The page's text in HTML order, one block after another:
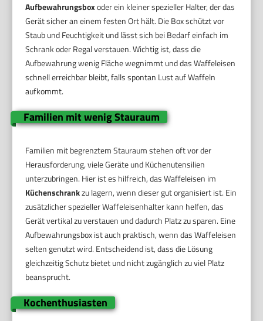
Aufbewahrungsboxoder ein kleiner spezieller Halter, der das
Gerät sicher an einem festen Ort hält. Die Box schützt vor
Staub und Feuchtigkeit und lässt sich bei Bedarf einfach im
Schrank oder Regal verstauen. Wichtig ist, dass die
Aufbewahrung wenig Fläche wegnimmt und das Waffeleisen
schnell erreichbar bleibt, falls spontan Lust auf Waffeln
aufkommt.
Familien mit wenig Stauraum
Familien mit begrenztem Stauraum stehen oft vor der
Herausforderung, viele Geräte und Küchenutensilien
unterzubringen. Hier ist es hilfreich, das Waffeleisen im
Küchenschrankzu lagern, wenn dieser gut organisiert ist. Ein
zusätzlicher spezieller Waffeleisenhalter kann helfen, das
Gerät vertikal zu verstauen und dadurch Platz zu sparen. Eine
Aufbewahrungsbox ist auch praktisch, wenn das Waffeleisen
selten genutzt wird. Entscheidend ist, dass die Lösung
gleichzeitig Schutz bietet und nicht zugänglich zu viel Platz
beansprucht.
Kochenthusiasten